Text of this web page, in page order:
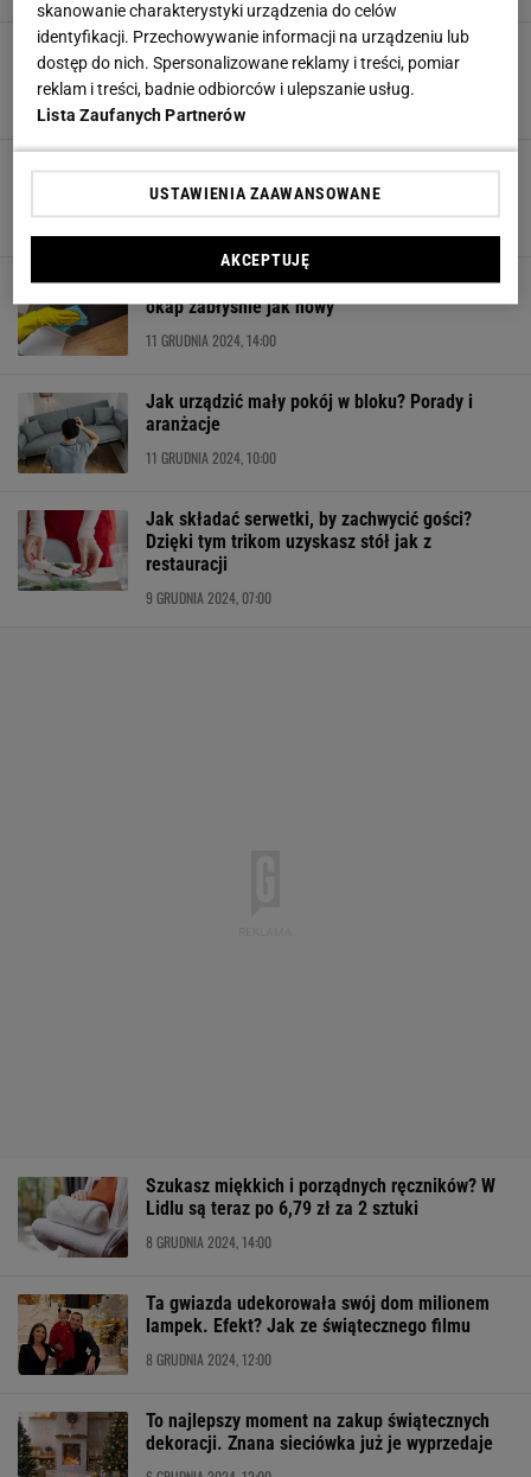
Wrzuć cytrynę do czajnika, a kamień znika. Mój
już wygląda jak nowy
12 GRUDNIA 2024, 12:00
Romantyczna sypialnia na poddaszu - porady,
triki i inspiracje
12 GRUDNIA 2024, 10:00
Kilka kropel i tłuszcz znika! Zrób to, a twój
okap zabłyśnie jak nowy
11 GRUDNIA 2024, 14:00
Jak urządzić mały pokój w bloku? Porady i
aranżacje
11 GRUDNIA 2024, 10:00
Jak składać serwetki, by zachwycić gości?
Dzięki tym trikom uzyskasz stół jak z
restauracji
9 GRUDNIA 2024, 07:00
Szukasz miękkich i porządnych ręczników? W
Lidlu są teraz po 6,79 zł za 2 sztuki
8 GRUDNIA 2024, 14:00
Ta gwiazda udekorowała swój dom milionem
lampek. Efekt? Jak ze świątecznego filmu
8 GRUDNIA 2024, 12:00
To najlepszy moment na zakup świątecznych
dekoracji. Znana sieciówka już je wyprzedaje
skanowanie charakterystyki urządzenia do celów
identyfikacji. Przechowywanie informacji na urządzeniu lub
dostęp do nich. Spersonalizowane reklamy i treści, pomiar
reklam i treści, badnie odbiorców i ulepszanie usług.
Lista Zaufanych Partnerów
USTAWIENIA ZAAWANSOWANE
AKCEPTUJĘ